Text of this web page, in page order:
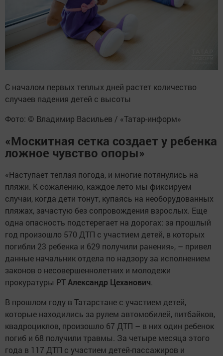
С началом первых теплых дней растет количество
случаев падения детей с высоты
Фото: © Владимир Васильев / «Татар-информ»
«Москитная сетка создает у ребенка
ложное чувство опоры»
«Наступает теплая погода, и многие потянулись на
пляжи. К сожалению, каждое лето мы фиксируем
случаи, когда дети тонут, купаясь на необорудованных
пляжах, зачастую без сопровождения взрослых. Еще
одна опасность подстерегает на дорогах: за прошлый
год произошло 570 ДТП с участием детей, в которых
погибли 23 ребенка и 629 получили ранения», – привел
данные начальник отдела по надзору за исполнением
законов о несовершеннолетних и молодежи
прокуратуры РТАлександр Цеханович.
В прошлом году в Татарстане с участием детей,
которые находились за рулем автомобилей, питбайков,
квадроциклов, произошло 67 ДТП – в них один ребенок
погиб и 68 получили травмы. За четыре месяца этого
года в 117 ДТП с участием детей-пассажиров и